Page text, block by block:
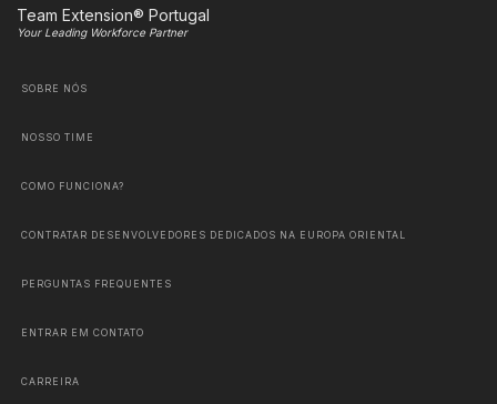
Team Extension® Portugal
Your Leading Workforce Partner
SOBRE NÓS
NOSSO TIME
COMO FUNCIONA?
CONTRATAR DESENVOLVEDORES DEDICADOS NA EUROPA ORIENTAL
PERGUNTAS FREQUENTES
ENTRAR EM CONTATO
CARREIRA